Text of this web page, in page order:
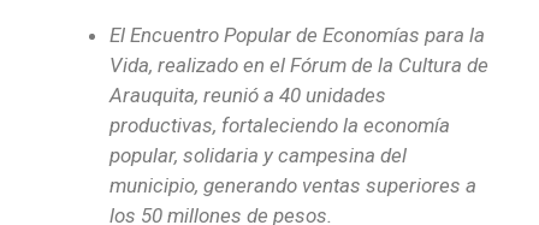
El Encuentro Popular de Economías para la
Vida, realizado en el Fórum de la Cultura de
Arauquita, reunió a 40 unidades
productivas, fortaleciendo la economía
popular, solidaria y campesina del
municipio, generando ventas superiores a
los 50 millones de pesos.